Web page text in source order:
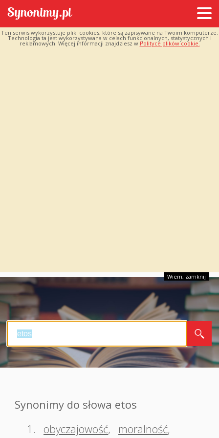
Ten serwis wykorzystuje pliki cookies, które są zapisywane na Twoim komputerze.
Technologia ta jest wykorzystywana w celach funkcjonalnych, statystycznych i
reklamowych. Więcej informacji znajdziesz w Polityce plików cookie.
Wiem, zamknij
Synonimy do słowa etos
1.
obyczajowość, moralność,